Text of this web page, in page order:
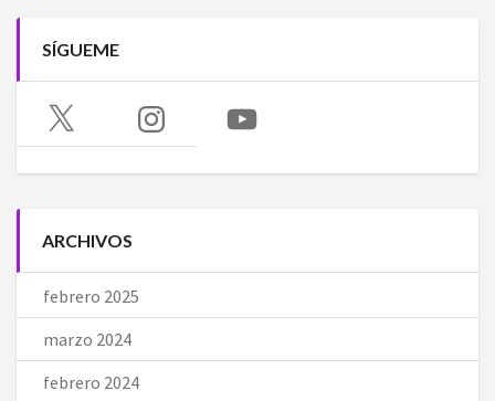
SÍGUEME
X Instagram YouTube
ARCHIVOS
febrero 2025
marzo 2024
febrero 2024